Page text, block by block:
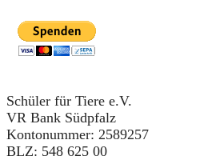
Schüler für Tiere e.V.
VR Bank Südpfalz
Kontonummer: 2589257
BLZ: 548 625 00